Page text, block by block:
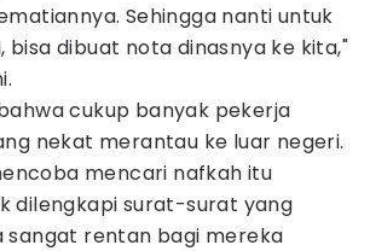
Sehingga nanti untuk
bisa dibuat nota dinasnya ke kita,"
cukup banyak pekerja
nekat merantau ke luar negeri.
mencari nafkah itu
dilengkapi surat-surat yang
sangat rentan bagi mereka